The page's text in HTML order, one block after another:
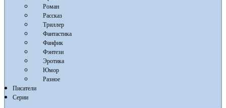
Роман
Рассказ
Триллер
Фантастика
Фанфик
Фэнтези
Эротика
Юмор
Разное
Писатели
Серии